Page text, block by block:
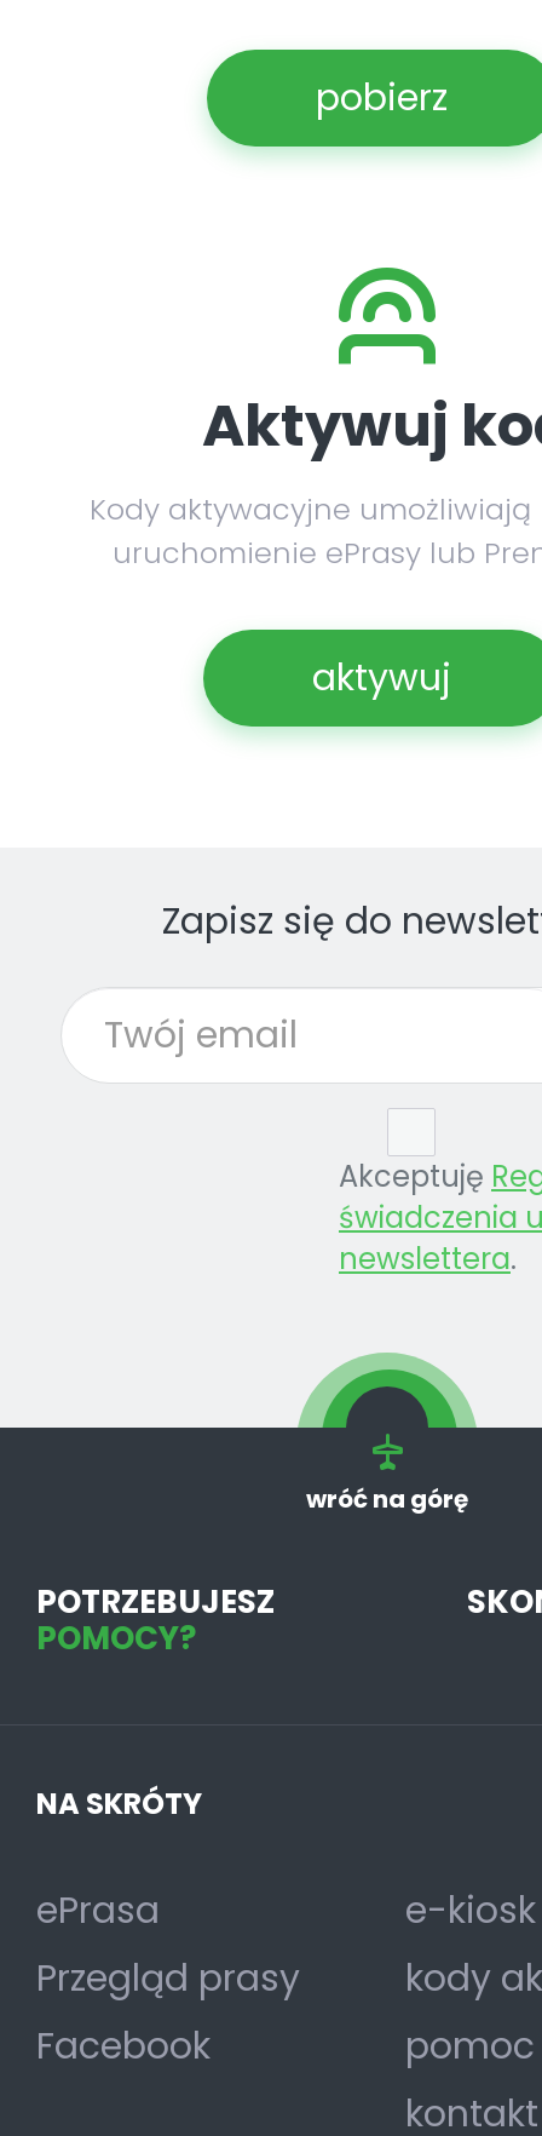
pobierz
Aktywuj
Kody aktywacyjne umożliwiają
uruchomienie ePrasy lub
aktywuj
Zapisz się do
Akceptuję
świadczenia
newslettera.
wróć na górę
POTRZEBUJESZ
POMOCY?
NA SKRÓTY
ePrasa
Przegląd prasy
Facebook
e-
kody
pomoc
kontakt